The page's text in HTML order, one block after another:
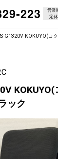
223 営業
定
G1320V KOKUYO(コクヨ)
ック